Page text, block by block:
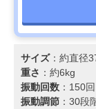
サイズ：約直径
重さ ：約6kg
振動回数 ：150
振動調節 ：30段